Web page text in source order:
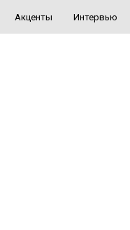
Акценты Интервью